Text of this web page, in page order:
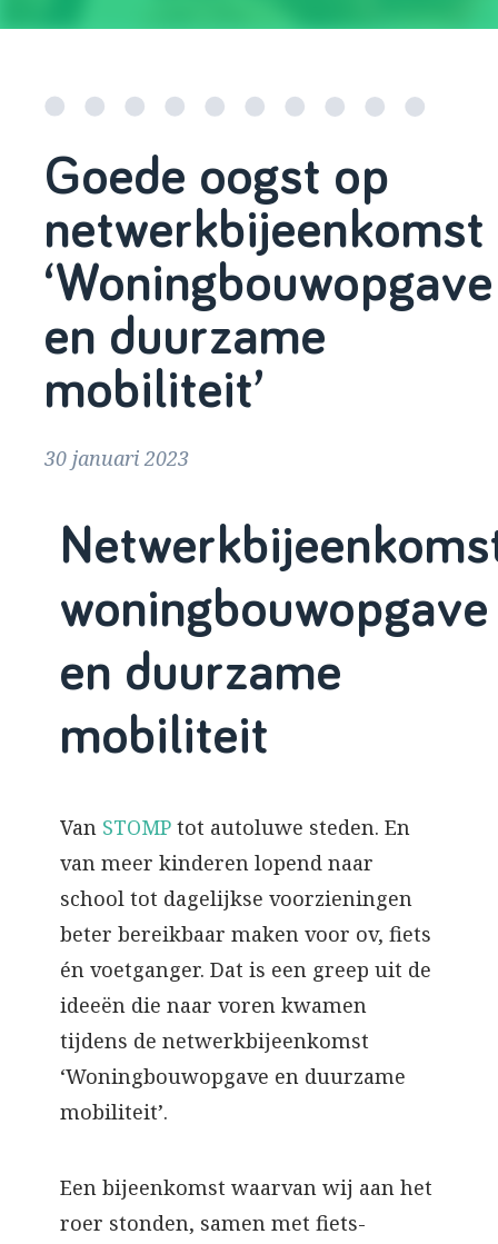
Goede oogst op
netwerkbijeenkomst
‘Woningbouwopgave
en duurzame
mobiliteit’
30 januari 2023
woningbouwopgave
en duurzame
mobiliteit
Van STOMP tot autoluwe steden. En
van meer kinderen lopend naar
school tot dagelijkse voorzieningen
beter bereikbaar maken voor ov, fiets
én voetganger. Dat is een greep uit de
ideeën die naar voren kwamen
tijdens de netwerkbijeenkomst
‘Woningbouwopgave en duurzame
mobiliteit’.
Een bijeenkomst waarvan wij aan het
roer stonden, samen met fiets-